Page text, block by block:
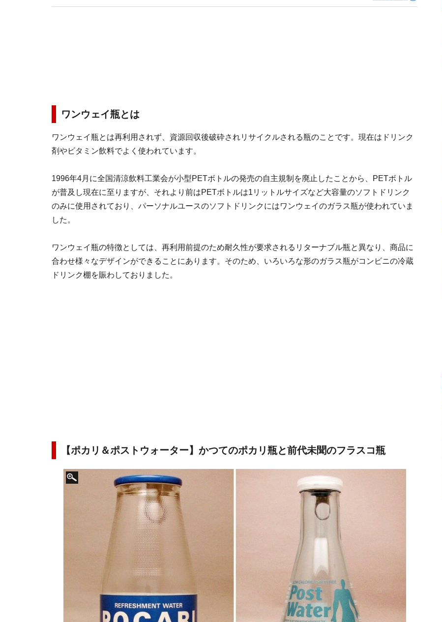
ワンウェイ瓶とは
ワンウェイ瓶とは再利用されず、資源回収後破砕されリサイクルされる瓶のことです。現在はドリンク
剤やビタミン飲料でよく使われています。
1996年4月に全国清涼飲料工業会が小型PETボトルの発売の自主規制を廃止したことから、PETボトル
が普及し現在に至りますが、それより前はPETボトルは1リットルサイズなど大容量のソフトドリンク
のみに使用されており、パーソナルユースのソフトドリンクにはワンウェイのガラス瓶が使われていま
した。
ワンウェイ瓶の特徴としては、再利用前提のため耐久性が要求されるリターナブル瓶と異なり、商品に
合わせ様々なデザインができることにあります。そのため、いろいろな形のガラス瓶がコンビニの冷蔵
ドリンク棚を賑わしておりました。
【ポカリ＆ポストウォーター】かつてのポカリ瓶と前代未聞のフラスコ瓶